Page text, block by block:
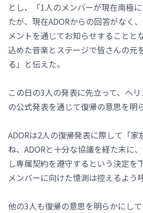
とし、「1人のメンバーが現在南極
たが、現在ADORからの回答がなく
メントを通じてお知らせすることと
込めた音楽とステージで皆さんの元
る」と伝えた。
この日の3人の発表に先立って、ヘ
の公式発表を通じて復帰の意思を明
ADORは2人の復帰発表に際して「
ね、ADORと十分な協議を経た末に
し専属契約を遵守するという決定を
メンバーに向けた憶測は控えるよう
他の3人も復帰の意思を明らかにし